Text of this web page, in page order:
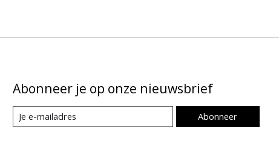
Abonneer je op onze nieuwsbrief
Abonneer